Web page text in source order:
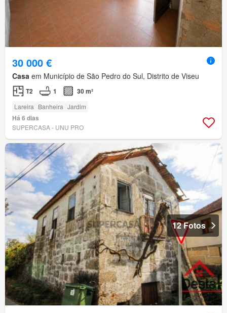
30 000 €
Casa em Município de São Pedro do Sul, Distrito de Viseu
T2 1 30 m²
Lareira Banheira Jardim
Há 6 dias
SUPERCASA - UNU PRO
12 Fotos